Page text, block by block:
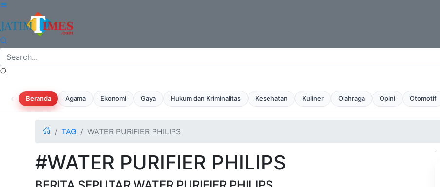
‹ Beranda Agama Ekonomi Gaya Hukum dan Kriminalitas Kesehatan Kuliner Olahraga Opini Otomotif
TAG WATER PURIFIER PHILIPS
#WATER PURIFIER PHILIPS